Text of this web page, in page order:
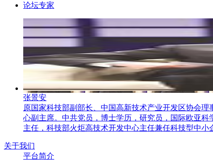
论坛专家
张景安
原国家科技部副部长、中国高新技术产业开发区协会
心副主席。中共党员，博士学历，研究员，国际欧亚
主任，科技部火炬高技术开发中心主任兼任科技型中
关于我们
平台简介